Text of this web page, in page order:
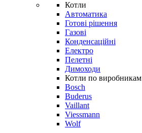
Котли
Автоматика
Готові рішення
Газові
Конденсаційні
Електро
Пелетні
Димоходи
Котли по виробникам
Bosch
Buderus
Vaillant
Viessmann
Wolf